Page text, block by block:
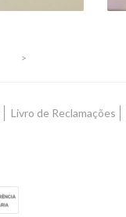
>
Livro de Reclamações